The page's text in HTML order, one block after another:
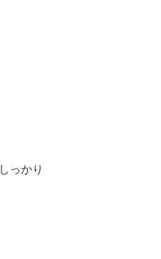
しっかり